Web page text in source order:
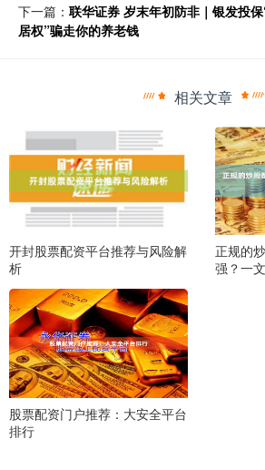
下一篇： 联华证券 岁末年初防非｜银发投
居权”骗走你的养老钱
相关文章
开封股票配资平台推荐与风险解
析
正规的
强？一
股票配资门户推荐：大安全平台
排行